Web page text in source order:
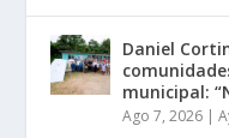
Daniel
municipal:
Ago 7, 2026 |